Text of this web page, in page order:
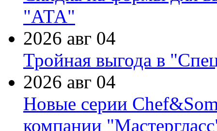
"АТА"
2026 авг 04
Тройная выгода в
2026 авг 04
Новые серии
компании